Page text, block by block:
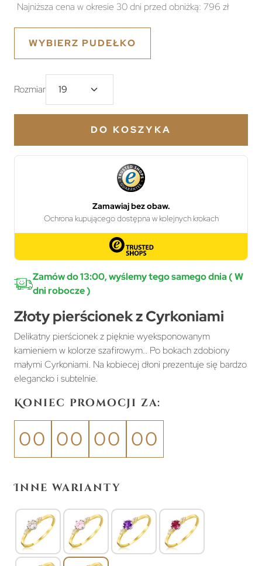
Najniższa cena w okresie 30 dni przed obniżką: 796 zł
WYBIERZ PUDEŁKO
Rozmiar
DO KOSZYKA
Zamów do 13:00, wyślemy tego samego dnia ( W
dni robocze )
Złoty pierścionek z Cyrkoniami
Delikatny pierścionek z pięknie wyeksponowanym
kamieniem w kolorze szafirowym.. Po bokach zdobiony
małymi Cyrkoniami. Na kobiecej dłoni prezentuje się bardzo
elegancko i subtelnie.
Koniec promocji za:
00 00 00 00
Inne warianty